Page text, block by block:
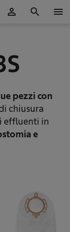
person search menu
pezzi con
chiusura
effluenti in
e